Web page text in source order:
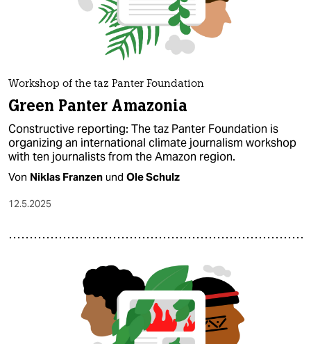
Workshop of the taz Panter Foundation
Green Panter Amazonia
Constructive reporting: The taz Panter Foundation is
organizing an international climate journalism workshop
with ten journalists from the Amazon region.
Von Niklas Franzen und Ole Schulz
12.5.2025